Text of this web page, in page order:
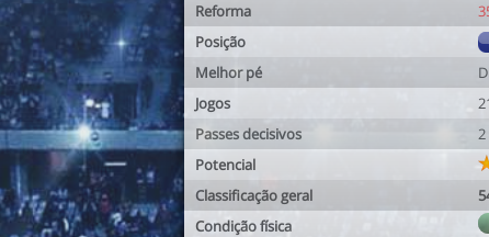
Reforma
Posição
Melhor pé
Jogos
Passes decisivos
Potencial
Classificação geral
Condição física